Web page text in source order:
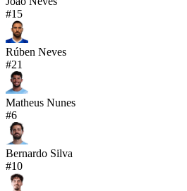
#15
Rúben Neves
#21
Matheus Nunes
#6
Bernardo Silva
#10